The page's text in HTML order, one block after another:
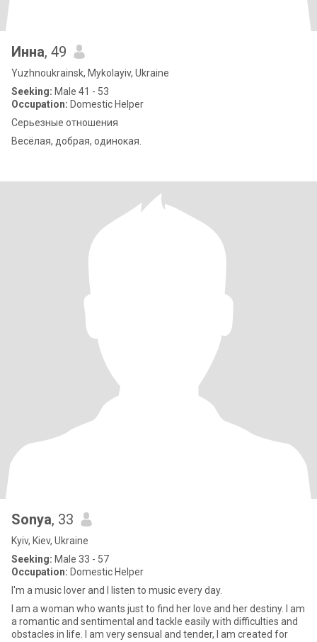
Инна, 49
Yuzhnoukrainsk, Mykolayiv, Ukraine
Seeking: Male 41 - 53
Occupation: Domestic Helper
Серьезные отношения
Весёлая, добрая, одинокая.
Sonya, 33
Kyiv, Kiev, Ukraine
Seeking: Male 33 - 57
Occupation: Domestic Helper
I'm a music lover and I listen to music every day.
I am a woman who wants just to find her love and her destiny. I am
a romantic and sentimental and tackle easily with difficulties and
obstacles in life. I am very sensual and tender, I am created for